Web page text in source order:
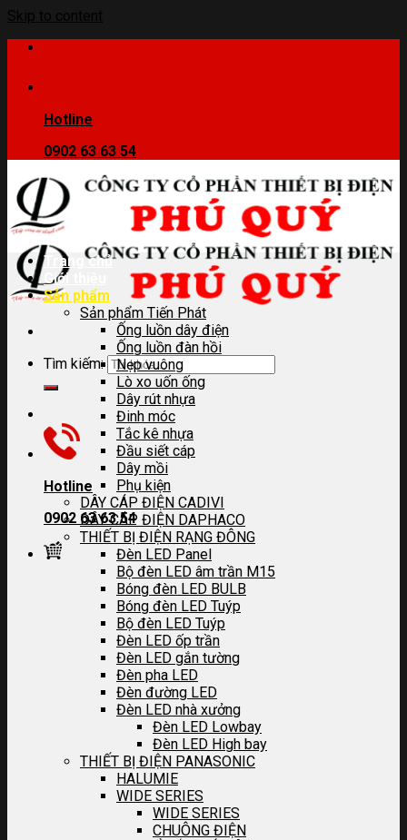
Hotline
0902 63 63 54
Tìm kiếm:
Hotline
0902 63 63 54
Trang chủ
Giới thiệu
Sản phẩm
Sản phẩm Tiến Phát
Ống luồn dây điện
Ống luồn đàn hồi
Nẹp vuông
Lò xo uốn ống
Dây rút nhựa
Đinh móc
Tắc kê nhựa
Đầu siết cáp
Dây mồi
Phụ kiện
DÂY CÁP ĐIỆN CADIVI
DÂY CÁP ĐIỆN DAPHACO
THIẾT BỊ ĐIỆN RẠNG ĐÔNG
Đèn LED Panel
Bộ đèn LED âm trần M15
Bóng đèn LED BULB
Bóng đèn LED Tuýp
Bộ đèn LED Tuýp
Đèn LED ốp trần
Đèn LED gắn tường
Đèn pha LED
Đèn đường LED
Đèn LED nhà xưởng
Đèn LED Lowbay
Đèn LED High bay
THIẾT BỊ ĐIỆN PANASONIC
HALUMIE
WIDE SERIES
WIDE SERIES
CHUÔNG ĐIỆN